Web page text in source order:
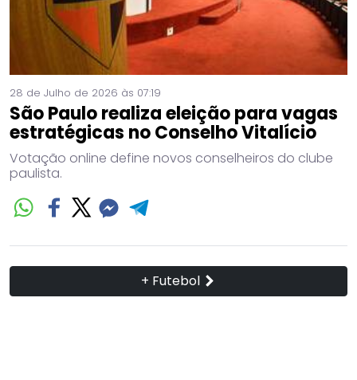
28 de Julho de 2026 às 07:19
São Paulo realiza eleição para vagas
estratégicas no Conselho Vitalício
Votação online define novos conselheiros do clube
paulista.
+ Futebol